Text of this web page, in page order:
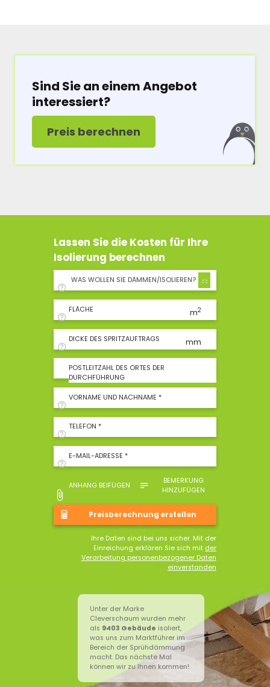
Sind Sie an einem Angebot
interessiert?
Preis berechnen
Lassen Sie die Kosten für Ihre
Isolierung berechnen
WAS WOLLEN SIE DÄMMEN/ISOLIEREN?
FLÄCHE m2
DICKE DES SPRITZAUFTRAGS mm
POSTLEITZAHL DES ORTES DER
DURCHFÜHRUNG
VORNAME UND NACHNAME *
TELEFON *
E-MAIL-ADRESSE *
ANHANG BEIFÜGEN
BEMERKUNG
HINZUFÜGEN
Ihre Daten sind bei uns sicher. Mit der
Einreichung erklären Sie sich mit der
Verarbeitung personenbezogener Daten
einverstanden
Unter der Marke
Cleverschaum wurden mehr
als 9403 Gebäude isoliert,
was uns zum Marktführer im
Bereich der Sprühdämmung
macht. Das nächste Mal
können wir zu Ihnen kommen!